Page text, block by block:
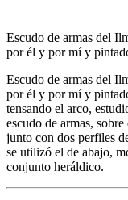
Escudo de armas del
por él y por mí y
Escudo de armas del
por él y por mí y
tensando el arco,
escudo de armas,
junto con dos perfiles
se utilizó el de abajo,
conjunto heráldico.